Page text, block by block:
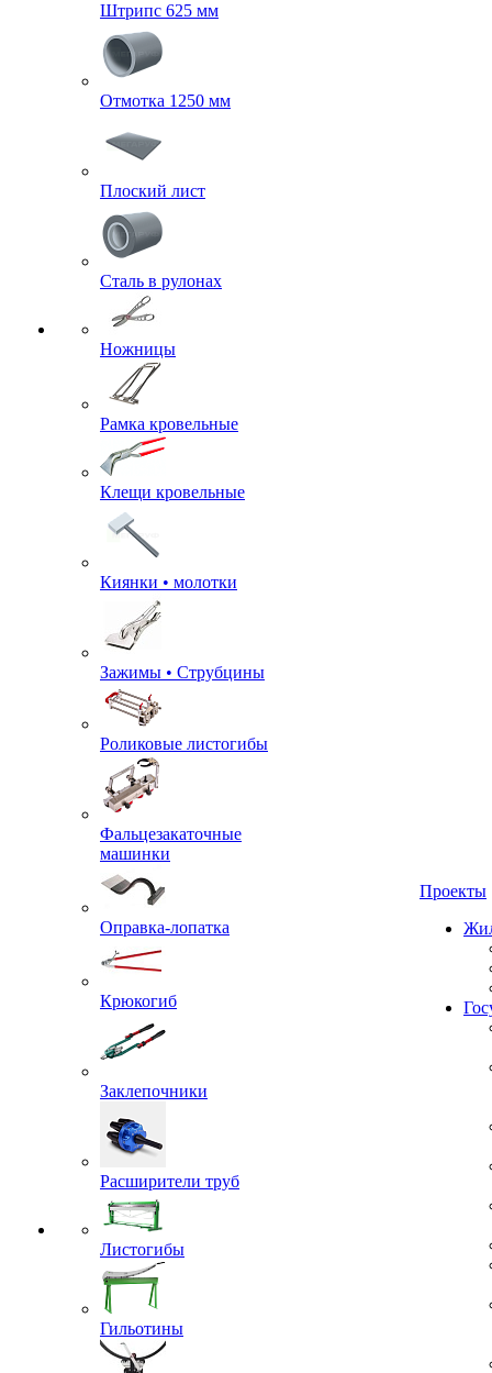
Штрипс 625 мм
Отмотка 1250 мм
Плоский лист
Сталь в рулонах
Ножницы
Рамка кровельные
Клещи кровельные
Киянки • молотки
Зажимы • Струбцины
Роликовые листогибы
Фальцезакаточные
машинки
Оправка-лопатка
Крюкогиб
Заклепочники
Расширители труб
Листогибы
Гильотины